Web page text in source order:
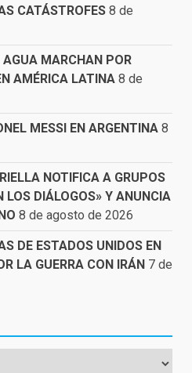
CATÁSTROFES 8 de
MARCHAN POR
AMÉRICA LATINA 8 de
MESSI EN ARGENTINA 8
NOTIFICA A GRUPOS
DIÁLOGOS» Y ANUNCIA
8 de agosto de 2026
DE ESTADOS UNIDOS EN
LA GUERRA CON IRÁN 7 de